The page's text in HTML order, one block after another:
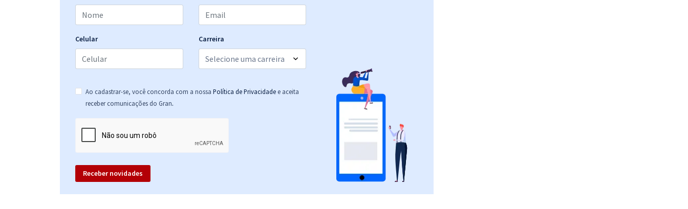
Celular Carreira
Ao cadastrar-se, você concorda com a nossa Política de Privacidade e aceita
receber comunicações do Gran.
Receber novidades